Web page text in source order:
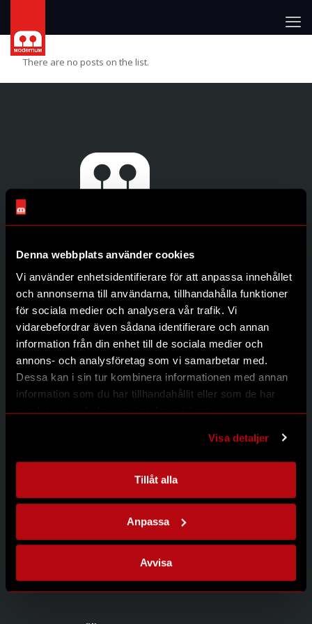
Denna webbplats använder cookies
Vi använder enhetsidentifierare för att anpassa innehållet
och annonserna till användarna, tillhandahålla funktioner
för sociala medier och analysera vår trafik. Vi
vidarebefordrar även sådana identifierare och annan
information från din enhet till de sociala medier och
annons- och analysföretag som vi samarbetar med.
Dessa kan i sin tur kombinera informationen med annan
information som du har tillhandahållit eller som de har
samlat in när du har använt deras tjänster.
Visa detaljer
Tillåt alla
Anpassa
Avvisa
There are no posts on the list.
Genvägar
Produkter
Återförsäljare
Om oss
Kontakt
Integritetspolicy
Kontakta oss
08-626 95 00
info@modernum.se
Måndag-Torsdag 08.00-16.30